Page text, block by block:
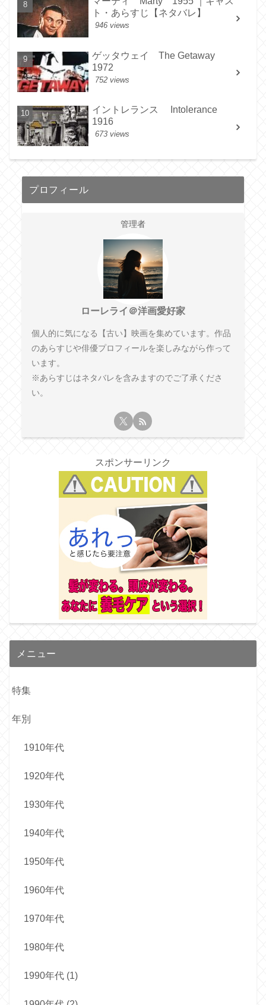
ト・あらすじ【ネタバレ】
946 views
ゲッタウェイ The Getaway
1972
752 views
イントレランス Intolerance
1916
673 views
プロフィール
管理者
ローレライ＠洋画愛好家
個人的に気になる【古い】映画を集めています。作品
のあらすじや俳優プロフィールを楽しみながら作って
います。
※あらすじはネタバレを含みますのでご了承くださ
い。
スポンサーリンク
メニュー
特集
年別
1910年代
1920年代
1930年代
1940年代
1950年代
1960年代
1970年代
1980年代
1990年代 (1)